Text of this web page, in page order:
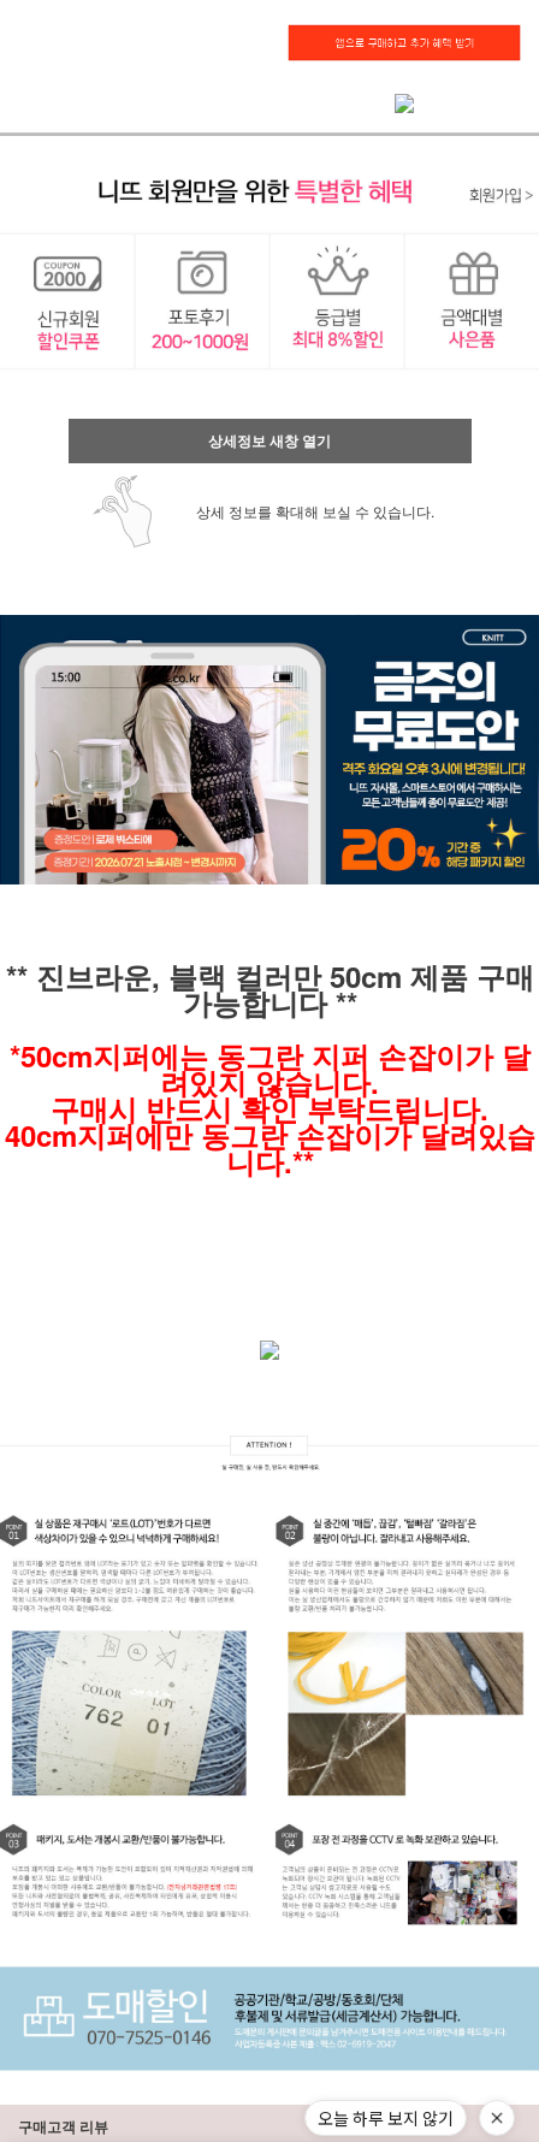
상세정보 새창 열기
상세 정보를 확대해 보실 수 있습니다.
** 진브라운, 블랙 컬러만 50cm 제품 구매
가능합니다 **
*50cm지퍼에는 동그란 지퍼 손잡이가 달
려있지 않습니다.
구매시 반드시 확인 부탁드립니다.
40cm지퍼에만 동그란 손잡이가 달려있습
니다.**
구매고객 리뷰 오늘 하루 보지 않기